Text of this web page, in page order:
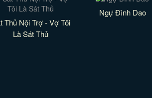
Thủ Nội Trợ - Vợ Tôi
Là Sát Thủ
Ngự Đình Dao